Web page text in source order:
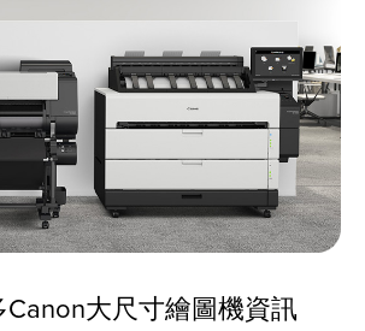
大尺寸繪圖機資訊